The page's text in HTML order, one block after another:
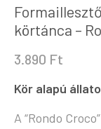
körtánca –
3.890 Ft
Kör alapú
A “Rondo